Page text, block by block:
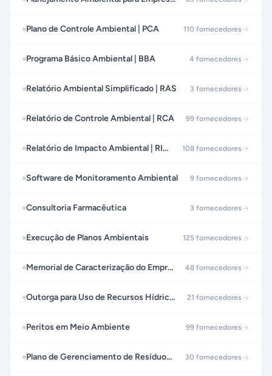
Plano de Controle Ambiental | PCA 110 fornecedores
Programa Básico Ambiental | BBA 4 fornecedores
Relatório Ambiental Simplificado | RAS 3 fornecedores
Relatório de Controle Ambiental | RCA 99 fornecedores
Relatório de Impacto Ambiental | RIMA 108 fornecedores
Software de Monitoramento Ambiental 9 fornecedores
Consultoria Farmacêutica 3 fornecedores
Execução de Planos Ambientais 125 fornecedores
Memorial de Caracterização do Empreendimento | MCE 48 fornecedores
Outorga para Uso de Recursos Hídricos 21 fornecedores
Peritos em Meio Ambiente 99 fornecedores
Plano de Gerenciamento de Resíduos da Construção - PGRC 30 fornecedores